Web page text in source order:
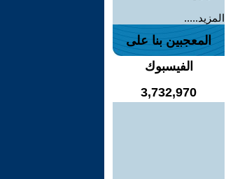
المزيد.....
المعجبين بنا على
الفيسبوك
3,732,970